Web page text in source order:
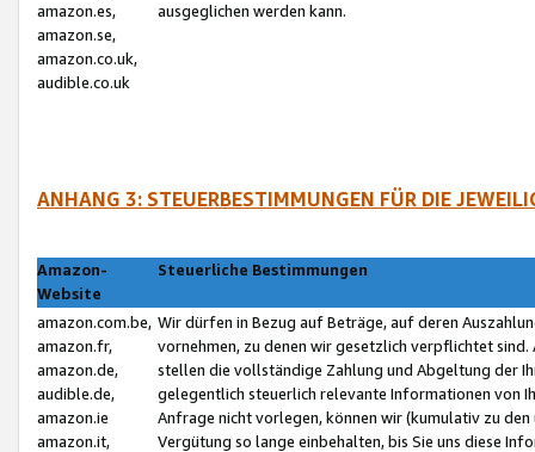
amazon.es,
amazon.se,
amazon.co.uk,
audible.co.uk
ausgeglichen werden kann.
ANHANG 3: STEUERBESTIMMUNGEN FÜR DIE
Amazon-
Website
Steuerliche Bestimmungen
amazon.com.be,
amazon.fr,
amazon.de,
audible.de,
amazon.ie
amazon.it,
Wir dürfen in Bezug auf Beträge, auf deren
vornehmen, zu denen wir gesetzlich verpflichtet
stellen die vollständige Zahlung und Abgeltung der
gelegentlich steuerlich relevante Informationen von
Anfrage nicht vorlegen, können wir (kumulativ zu
Vergütung so lange einbehalten, bis Sie uns diese